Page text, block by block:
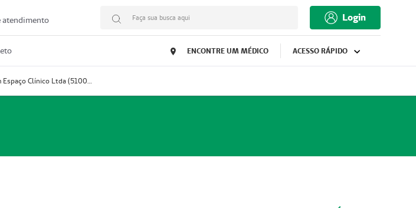
atendimento Faça sua busca aqui Login
ENCONTRE UM MÉDICO ACESSO RÁPIDO
Prestador Mosaicum Espaço Clínico Ltda (51004352-0)